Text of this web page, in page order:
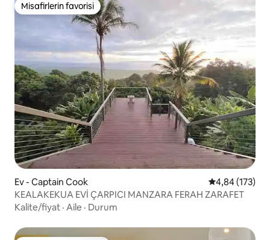
Misafirlerin favorisi
Misafirlerin favorisi
Ev - Captain Cook 5 üzerinden
4,84 (173)
KEALAKEKUA EVİ ÇARPICI MANZARA FERAH ZARAFET
Kalite/fiyat · Aile · Durum